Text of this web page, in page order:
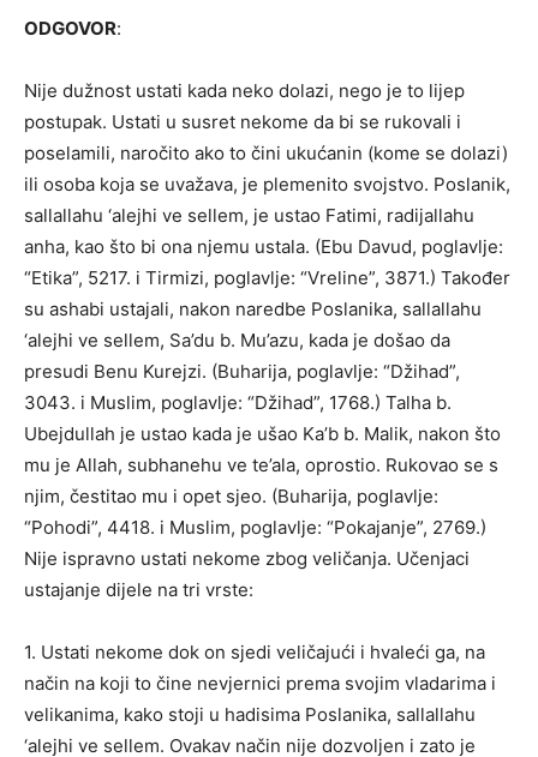
ODGOVOR:
Nije dužnost ustati kada neko dolazi, nego je to lijep
postupak. Ustati u susret nekome da bi se rukovali i
poselamili, naročito ako to čini ukućanin (kome se dolazi)
ili osoba koja se uvažava, je plemenito svojstvo. Poslanik,
sallallahu ‘alejhi ve sellem, je ustao Fatimi, radijallahu
anha, kao što bi ona njemu ustala. (Ebu Davud, poglavlje:
“Etika”, 5217. i Tirmizi, poglavlje: “Vreline”, 3871.) Također
su ashabi ustajali, nakon naredbe Poslanika, sallallahu
‘alejhi ve sellem, Sa’du b. Mu’azu, kada je došao da
presudi Benu Kurejzi. (Buharija, poglavlje: “Džihad”,
3043. i Muslim, poglavlje: “Džihad”, 1768.) Talha b.
Ubejdullah je ustao kada je ušao Ka’b b. Malik, nakon što
mu je Allah, subhanehu ve te’ala, oprostio. Rukovao se s
njim, čestitao mu i opet sjeo. (Buharija, poglavlje:
“Pohodi”, 4418. i Muslim, poglavlje: “Pokajanje”, 2769.)
Nije ispravno ustati nekome zbog veličanja. Učenjaci
ustajanje dijele na tri vrste:
1. Ustati nekome dok on sjedi veličajući i hvaleći ga, na
način na koji to čine nevjernici prema svojim vladarima i
velikanima, kako stoji u hadisima Poslanika, sallallahu
‘alejhi ve sellem. Ovakav način nije dozvoljen i zato je